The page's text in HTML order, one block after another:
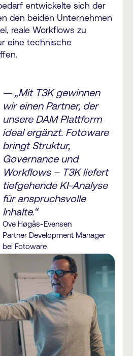
entwickelte sich der
den beiden Unternehmen
reale Workflows zu
eine technische
— „Mit T3K gewinnen
wir einen Partner, der
unsere DAM Plattform
ideal ergänzt. Fotoware
bringt Struktur,
Governance und
Workflows – T3K liefert
tiefgehende KI-Analyse
für anspruchsvolle
Inhalte.“
Ove Høgås-Evensen
Partner Development Manager
bei Fotoware